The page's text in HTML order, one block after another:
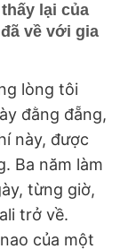
lại của
về với gia
lòng tôi
đằng đẵng,
này, được
Ba năm làm
từng giờ,
trở về.
của một